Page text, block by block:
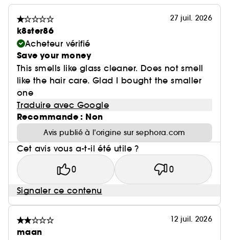
27 juil. 2026
k8ster86
Acheteur vérifié
Save your money
This smells like glass cleaner. Does not smell
like the hair care. Glad I bought the smaller
one
Traduire avec Google
Recommande : Non
Avis publié à l’origine sur sephora.com
Cet avis vous a-t-il été utile ?
0 0
Signaler ce contenu
12 juil. 2026
maan